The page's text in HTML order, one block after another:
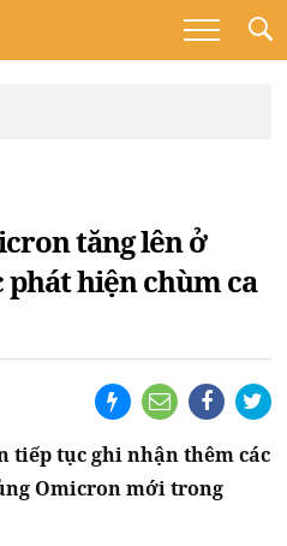
tăng lên ở
phát hiện chùm ca
tiếp tục ghi nhận thêm các
Omicron mới trong